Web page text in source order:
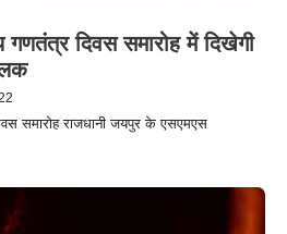
गणतंत्र दिवस समारोह में दिखेगी
समारोह राजधानी जयपुर के एसएमएस